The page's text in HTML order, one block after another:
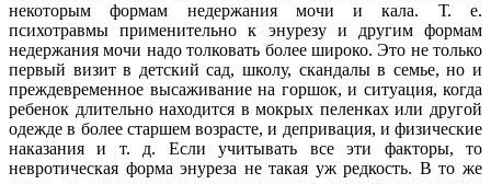
некоторым формам недержания мочи и кала. Т. е.
психотравмы применительно к энурезу и другим формам
недержания мочи надо толковать более широко. Это не только
первый визит в детский сад, школу, скандалы в семье, но и
преждевременное высаживание на горшок, и ситуация, когда
ребенок длительно находится в мокрых пеленках или другой
одежде в более старшем возрасте, и депривация, и физические
наказания и т. д. Если учитывать все эти факторы, то
невротическая форма энуреза не такая уж редкость. В то же